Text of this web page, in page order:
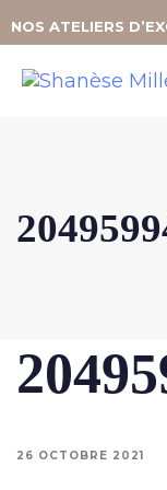
NOS ATELIERS
26 OCTOBRE 2021